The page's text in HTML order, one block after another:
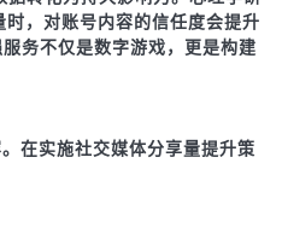
，对账号内容的信任度会提升
服务不仅是数字游戏，更是构建
在实施社交媒体分享量提升策